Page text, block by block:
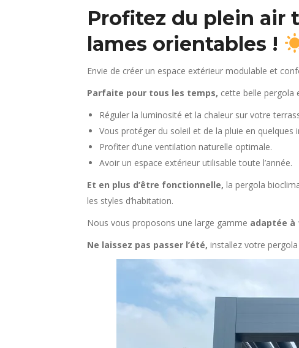
Profitez du plein air
lames orientables !
Envie de créer un espace extérieur modulable et
Parfaite pour tous les temps, cette belle pergola
Réguler la luminosité et la chaleur sur votre
Vous protéger du soleil et de la pluie en quelques
Profiter d’une ventilation naturelle optimale.
Avoir un espace extérieur utilisable toute l’année.
Et en plus d’être fonctionnelle, la pergola
les styles d’habitation.
Nous vous proposons une large gamme adaptée à
Ne laissez pas passer l’été, installez votre